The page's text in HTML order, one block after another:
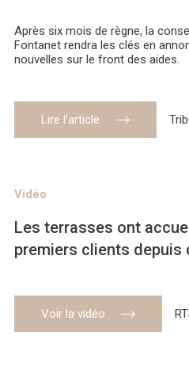
Après six mois de règne, la
Fontanet rendra les clés en
nouvelles sur le front des aides.
Lire l’article
Vidéo
Les terrasses ont
premiers clients depuis
Voir la vidéo